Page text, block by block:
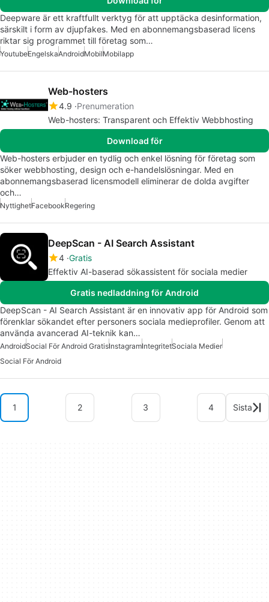
Deepware är ett kraftfullt verktyg för att upptäcka desinformation,
särskilt i form av djupfakes. Med en abonnemangsbaserad licens
riktar sig programmet till företag som…
YoutubeEngelskaAndroidMobilMobilapp
Web-hosters
4.9 Prenumeration
Web-hosters: Transparent och Effektiv Webbhosting
Download för
Web-hosters erbjuder en tydlig och enkel lösning för företag som
söker webbhosting, design och e-handelslösningar. Med en
abonnemangsbaserad licensmodell eliminerar de dolda avgifter
och…
NyttighetFacebookRegering
DeepScan - AI Search Assistant
4 Gratis
Effektiv AI-baserad sökassistent för sociala medier
Gratis nedladdning för Android
DeepScan - AI Search Assistant är en innovativ app för Android som
förenklar sökandet efter personers sociala medieprofiler. Genom att
använda avancerad AI-teknik kan…
AndroidSocial För Android GratisInstagramIntegritetSociala Medier
Social För Android
1 2 3 4 Sista